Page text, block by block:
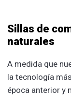
Sillas de
naturales
A medida que
la tecnología
época anterior y